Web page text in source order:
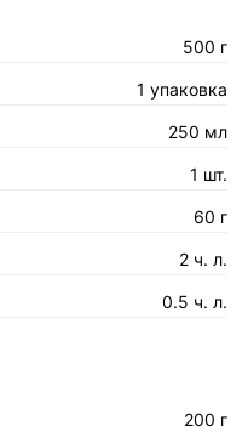
500 г
1 упаковка
250 мл
1 шт.
60 г
2 ч. л.
0.5 ч. л.
200 г